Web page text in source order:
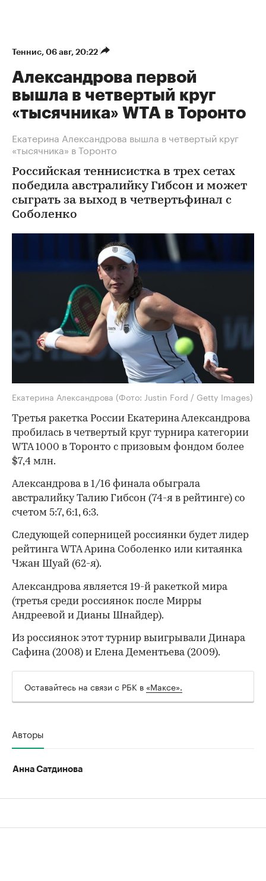
Теннис⁠, 06 авг, 20:22
Александрова первой
вышла в четвертый круг
«тысячника» WTA в Торонто
Екатерина Александрова вышла в четвертый круг
«тысячника» в Торонто
Российская теннисистка в трех сетах
победила австралийку Гибсон и может
сыграть за выход в четвертьфинал с
Соболенко
Екатерина Александрова (Фото: Justin Ford / Getty Images)
Третья ракетка России Екатерина Александрова
пробилась в четвертый круг турнира категории
WTA 1000 в Торонто с призовым фондом более
$7,4 млн.
Александрова в 1/16 финала обыграла
австралийку Талию Гибсон (74-я в рейтинге) со
счетом 5:7, 6:1, 6:3.
Следующей соперницей россиянки будет лидер
рейтинга WTA Арина Соболенко или китаянка
Чжан Шуай (62-я).
00:00 / 00:00
Александрова является 19-й ракеткой мира
(третья среди россиянок после Мирры
Андреевой и Дианы Шнайдер).
Из россиянок этот турнир выигрывали Динара
Сафина (2008) и Елена Дементьева (2009).
Оставайтесь на связи с РБК в «Максе».
Авторы
Анна Сатдинова